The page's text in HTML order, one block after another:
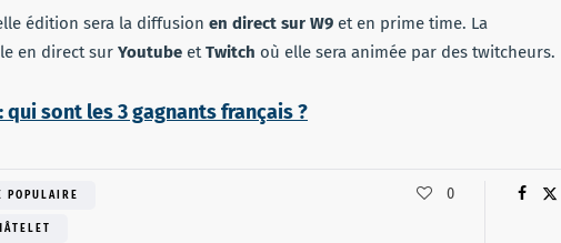
édition sera la diffusion en direct sur W9 et en prime time. La
en direct sur Youtube et Twitch où elle sera animée par des twitcheurs.
qui sont les 3 gagnants français ?
POPULAIRE 0